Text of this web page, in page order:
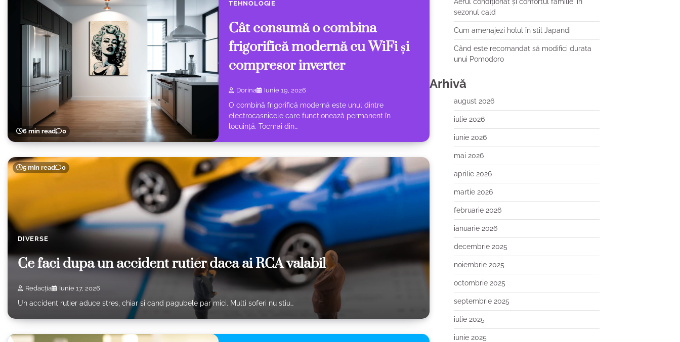
6 min read 0
TEHNOLOGIE
Cât consumă o combina
frigorifică modernă cu WiFi și
compresor inverter
Dorina Iunie 19, 2026
O combină frigorifică modernă este unul dintre
electrocasnicele care funcționează permanent în
locuință. Tocmai din…
5 min read 0
DIVERSE
Ce faci dupa un accident rutier daca ai RCA valabil
Redacția Iunie 17, 2026
Un accident rutier aduce stres, chiar si cand pagubele par mici. Multi soferi nu stiu…
sezonul cald
Cum amenajezi holul în stil Japandi
Când este recomandat să modifici durata
unui Pomodoro
Arhivă
august 2026
iulie 2026
iunie 2026
mai 2026
aprilie 2026
martie 2026
februarie 2026
ianuarie 2026
decembrie 2025
noiembrie 2025
octombrie 2025
septembrie 2025
iulie 2025
iunie 2025